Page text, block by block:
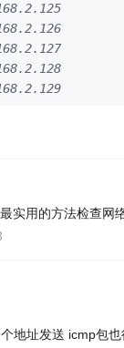
实用的方法检查网
地址发送 icmp包也